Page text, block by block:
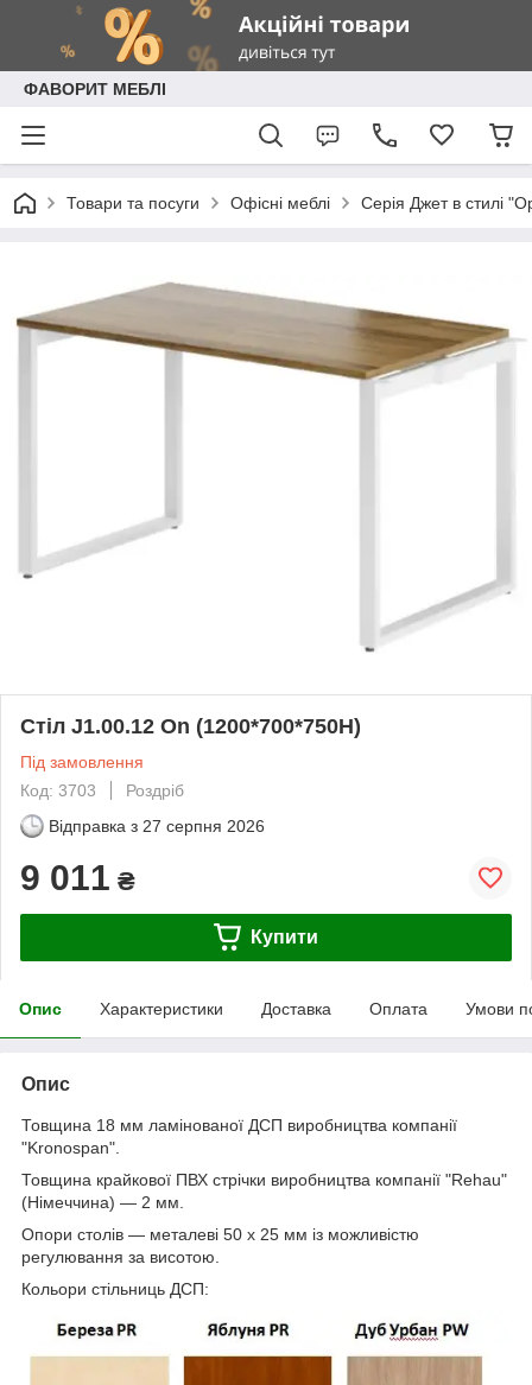
ФАВОРИТ МЕБЛІ
Товари та посуги Офісні меблі Серія Джет в стилі
Стіл J1.00.12 On (1200*700*750Н)
Під замовлення
Код: 3703
Роздріб
Відправка з 27 серпня 2026
9 011 ₴
Купити
Опис Характеристики Доставка Оплата Умови
Опис
Товщина 18 мм ламінованої ДСП виробництва компанії
"Kronospan".
Товщина крайкової ПВХ стрічки виробництва компанії "Rehau"
(Німеччина) — 2 мм.
Опори столів — металеві 50 х 25 мм із можливістю
регулювання за висотою.
Кольори стільниць ДСП: